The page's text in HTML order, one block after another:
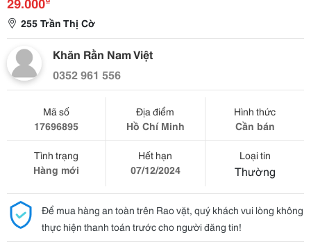
255 Trần Thị Cờ
Khăn Rằn Nam Việt
0352 961 556
Mã số
17696895
Địa điểm
Hồ Chí Minh
Hình thức
Cần bán
Tình trạng
Hàng mới
Hết hạn
07/12/2024
Loại tin
Thường
Để mua hàng an toàn trên Rao vặt, quý khách vui lòng không
thực hiện thanh toán trước cho người đăng tin!